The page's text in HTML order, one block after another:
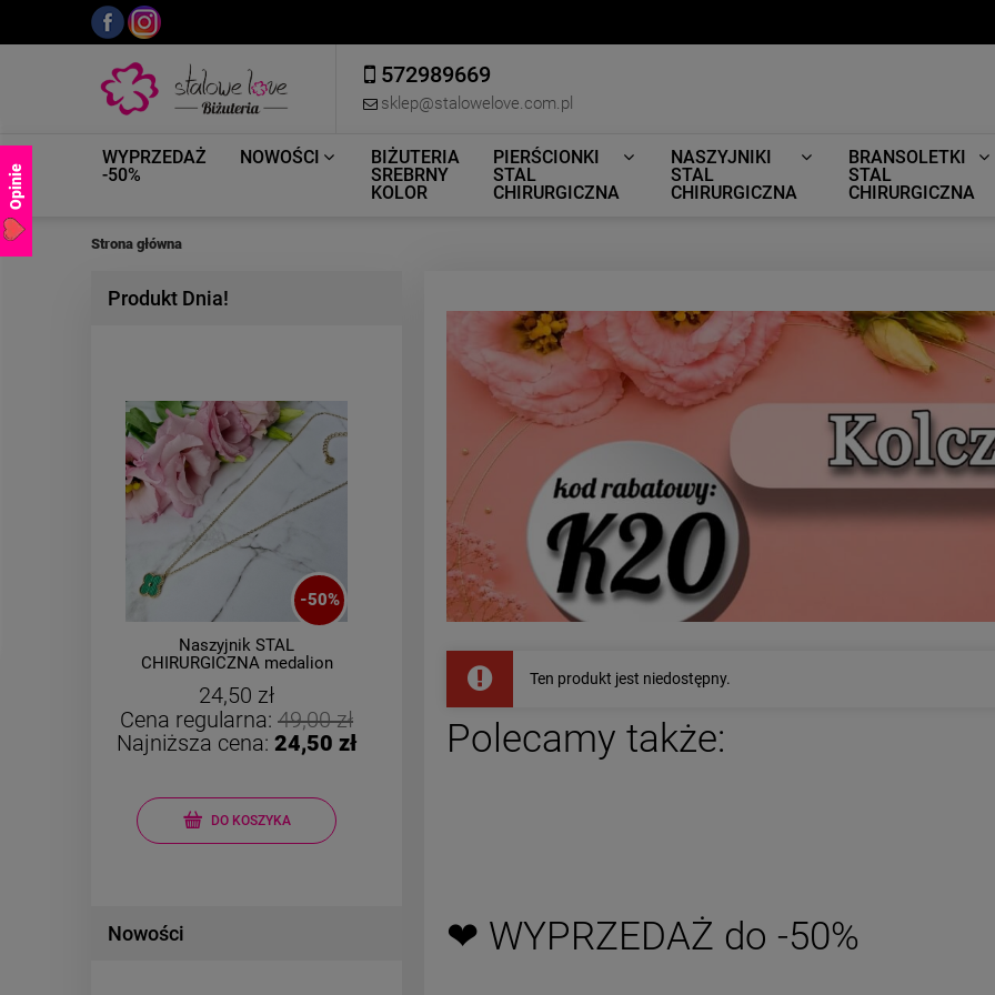
572989669
sklep@stalowelove.com.pl
WYPRZEDAŻ
-50%
NOWOŚCI
BIŻUTERIA
SREBRNY
KOLOR
PIERŚCIONKI
STAL
CHIRURGICZNA
NASZYJNIKI
STAL
CHIRURGICZNA
BRANSOLETKI
STAL
CHIRURGICZNA
Strona główna
Produkt Dnia!
-50%
Naszyjnik STAL
CHIRURGICZNA medalion
rant
24,50 zł
Cena regularna:49,00 zł
Najniższa cena:24,50 zł
DO KOSZYKA
CHIRURGICZNA kryształki
żółte okrągłe szlifowane
49,00 zł
Nowości
Ten produkt jest niedostępny.
Polecamy także:
❤ WYPRZEDAŻ do -50%
Opinie